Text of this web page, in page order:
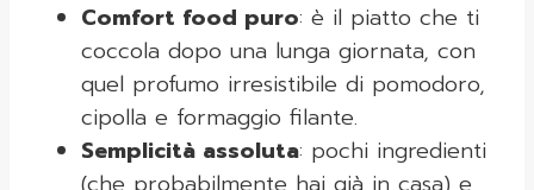
Comfort food puro: è il piatto che ti
coccola dopo una lunga giornata, con
quel profumo irresistibile di pomodoro,
cipolla e formaggio filante.
Semplicità assoluta: pochi ingredienti